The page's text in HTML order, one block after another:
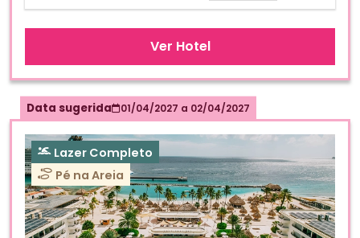
Ver Hotel
Data sugerida 01/04/2027 a 02/04/2027
Lazer Completo
Pé na Areia